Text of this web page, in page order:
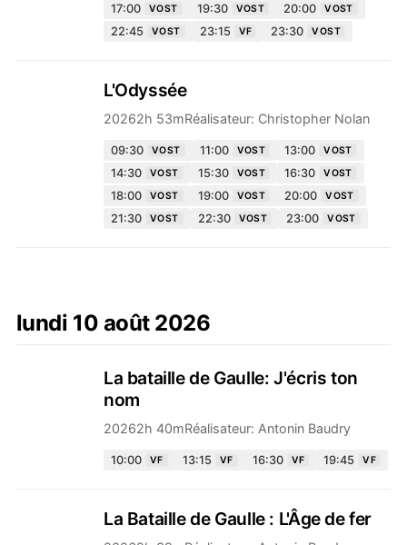
17:00 VOST 19:30 VOST 20:00 VOST
22:45 VOST 23:15 VF 23:30 VOST
L'Odyssée
20262h 53mRéalisateur: Christopher Nolan
09:30 VOST 11:00 VOST 13:00 VOST
14:30 VOST 15:30 VOST 16:30 VOST
18:00 VOST 19:00 VOST 20:00 VOST
21:30 VOST 22:30 VOST 23:00 VOST
lundi 10 août 2026
La bataille de Gaulle: J'écris ton
nom
20262h 40mRéalisateur: Antonin Baudry
10:00 VF 13:15 VF 16:30 VF 19:45 VF
La Bataille de Gaulle : L'Âge de fer